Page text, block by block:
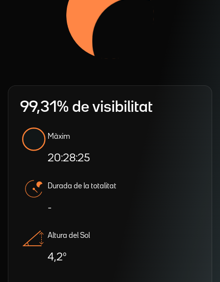
99,31% de visibilitat
Màxim
20:28:25
Durada de la totalitat
-
Altura del Sol
4,2º